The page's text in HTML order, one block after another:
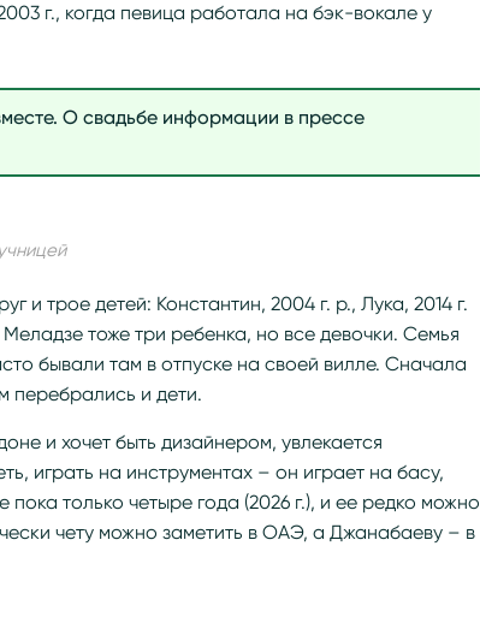
г., когда певица работала на бэк-вокале у
О свадьбе информации в прессе
и трое детей: Константин, 2004 г. р., Лука, 2014 г.
тоже три ребенка, но все девочки. Семья
бывали там в отпуске на своей вилле. Сначала
перебрались и дети.
и хочет быть дизайнером, увлекается
играть на инструментах – он играет на басу,
пока только четыре года (2026 г.), и ее редко можно
чету можно заметить в ОАЭ, а Джанабаеву – в